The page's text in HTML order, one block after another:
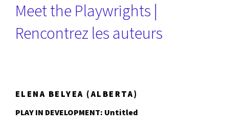
Meet the Playwrights |
Rencontrez les auteurs
ELENA BELYEA (ALBERTA)
PLAY IN DEVELOPMENT: Untitled